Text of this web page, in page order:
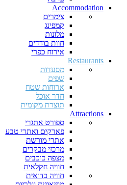
Accommodation
צימרים
קמפינג
מלונות
חוות בודדים
אירוח כפרי
Restaurants
מסעדות
שפים
ארוחות שטח
חדר אוכל
תוצרת מקומית
Attractions
ספורט אתגרי
פארקים ואתרי טבע
אתרי מורשת
מרכזי מבקרים
מצפה כוכבים
חוויה חקלאית
חוויה בדואית